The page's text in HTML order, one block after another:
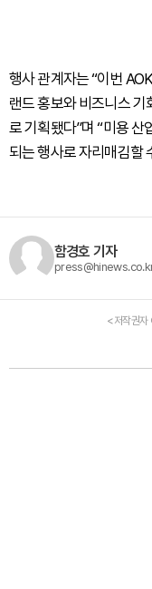
행사 관계자는 “이번
랜드 홍보와 비즈니스
로 기획됐다”며 “미용 산
되는 행사로 자리매김할
함경호 기자
<저작권자